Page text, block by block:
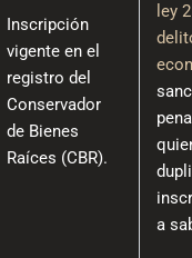
Inscripción
vigente en el
registro del
Conservador
de Bienes
Raíces (CBR).
ley
a